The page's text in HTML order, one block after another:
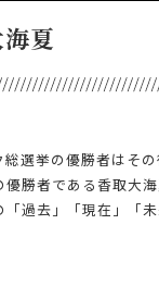
夏
総選挙の優勝者はそ
優勝者である香取大
過去」「現在」「